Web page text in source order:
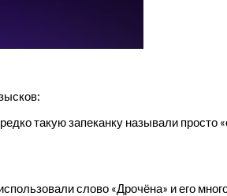
такую запеканку называли просто
слово «Дрочёна» и его